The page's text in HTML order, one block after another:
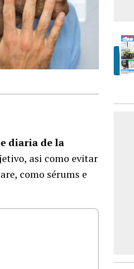
diaria de la
asi como evitar
como sérums e